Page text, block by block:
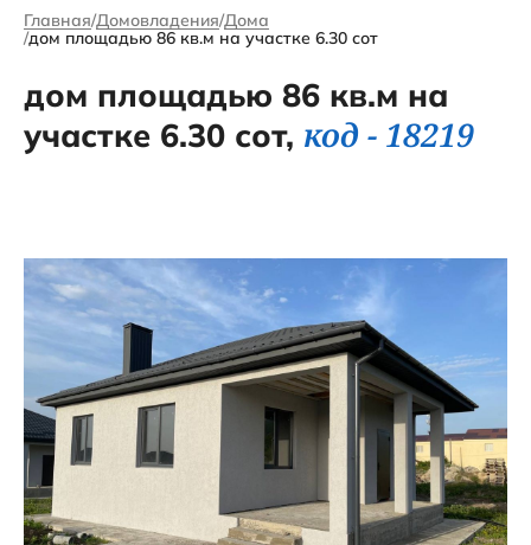
Главная Домовладения Дома
дом площадью 86 кв.м на участке 6.30 сот
дом площадью 86 кв.м на
участке 6.30 сот, код - 18219